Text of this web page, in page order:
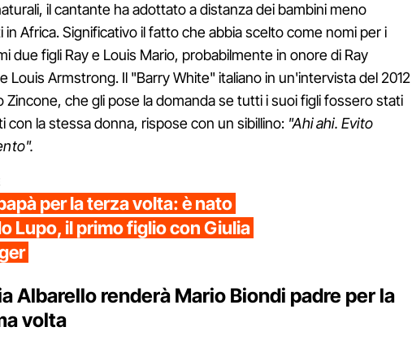
il cantante ha adottato a distanza dei bambini meno
Africa. Significativo il fatto che abbia scelto come nomi per i
due figli Ray e Louis Mario, probabilmente in onore di Ray
Louis Armstrong. Il "Barry White" italiano in un'intervista del 2012
Zincone, che gli pose la domanda se tutti i suoi figli fossero stati
con la stessa donna, rispose con un sibillino: "Ahi ahi. Evito
per la terza volta: è nato
Lupo, il primo figlio con Giulia
Albarello renderà Mario Biondi padre per la
volta